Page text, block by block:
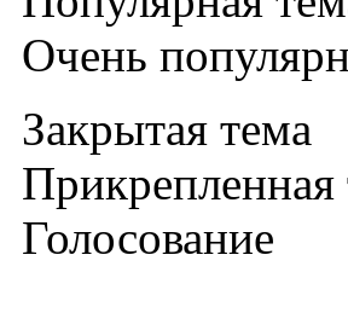
Очень
Закрытая тема
Прикрепленная
Голосование